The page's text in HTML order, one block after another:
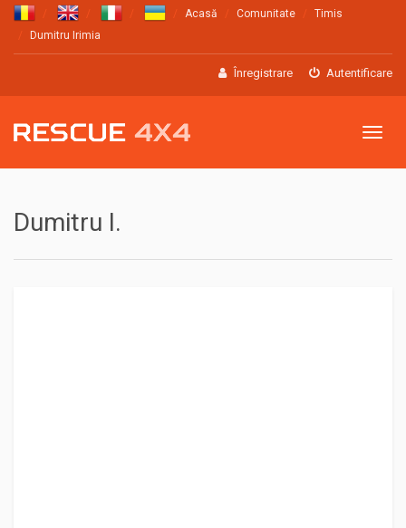
Acasă Comunitate
Timis
Dumitru Irimia
Înregistrare Autentificare
Meniu
Dumitru I.